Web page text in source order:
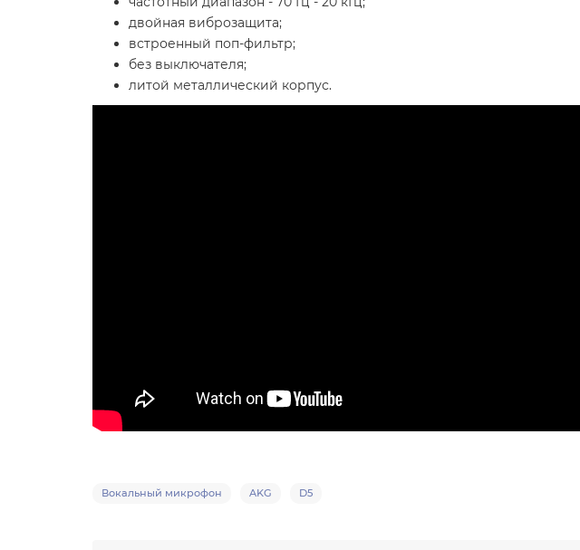
двойная виброзащита;
встроенный поп-фильтр;
без выключателя;
литой металлический корпус.
Вокальный микрофон AKG D5